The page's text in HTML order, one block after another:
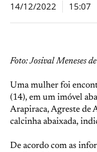
14/12/2022
15:07
Foto: Josival Meneses
Uma mulher foi
(14), em um imóvel
Arapiraca, Agreste de
calcinha abaixada,
De acordo com as